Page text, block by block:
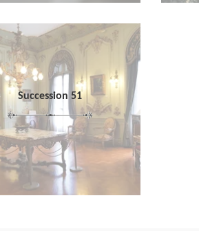
Succession 51